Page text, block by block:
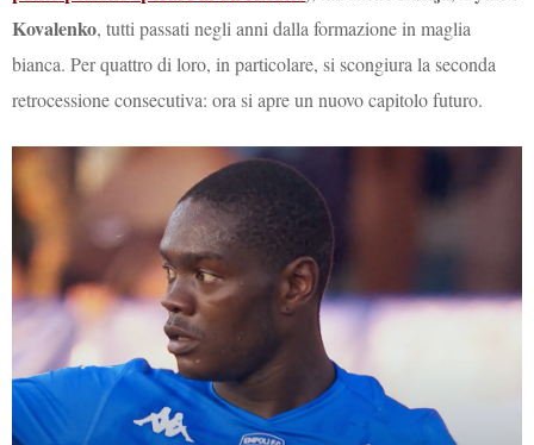
Kovalenko, tutti passati negli anni dalla formazione in maglia
bianca. Per quattro di loro, in particolare, si scongiura la seconda
retrocessione consecutiva: ora si apre un nuovo capitolo futuro.